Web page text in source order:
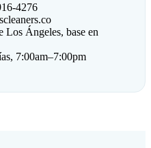
4276
Los Ángeles, base en
7:00am–7:00pm